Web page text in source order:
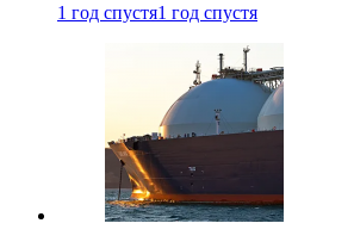
1 год спустя1 год спустя